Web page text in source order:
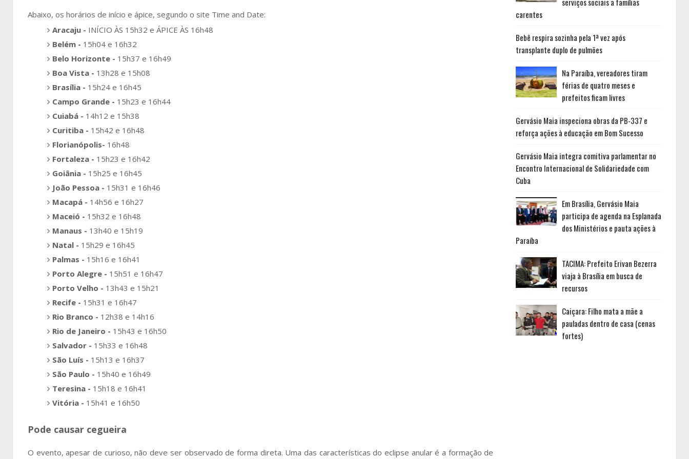
Abaixo, os horários de início e ápice, segundo o site Time and Date:
Aracaju - INÍCIO ÀS 15h32 e ÁPICE ÀS 16h48
Belém - 15h04 e 16h32
Belo Horizonte - 15h37 e 16h49
Boa Vista - 13h28 e 15h08
Brasília - 15h24 e 16h45
Campo Grande - 15h23 e 16h44
Cuiabá - 14h12 e 15h38
Curitiba - 15h42 e 16h48
Florianópolis- 16h48
Fortaleza - 15h23 e 16h42
Goiânia - 15h25 e 16h45
João Pessoa - 15h31 e 16h46
Macapá - 14h56 e 16h27
Maceió - 15h32 e 16h48
Manaus - 13h40 e 15h19
Natal - 15h29 e 16h45
Palmas - 15h16 e 16h41
Porto Alegre - 15h51 e 16h47
Porto Velho - 13h43 e 15h21
Recife - 15h31 e 16h47
Rio Branco - 12h38 e 14h16
Rio de Janeiro - 15h43 e 16h50
Salvador - 15h33 e 16h48
São Luís - 15h13 e 16h37
São Paulo - 15h40 e 16h49
Teresina - 15h18 e 16h41
Vitória - 15h41 e 16h50
Pode causar cegueira
O evento, apesar de curioso, não deve ser observado de forma direta. Uma das características do eclipse anular é a formação de
carentes
Bebê respira sozinha pela 1ª vez após
transplante duplo de pulmões
Na Paraíba, vereadores tiram
férias de quatro meses e
prefeitos ficam livres
Gervásio Maia inspeciona obras da PB-337 e
reforça ações à educação em Bom Sucesso
Gervásio Maia integra comitiva parlamentar no
Encontro Internacional de Solidariedade com
Cuba
Em Brasília, Gervásio Maia
participa de agenda na Esplanada
dos Ministérios e pauta ações à
Paraíba
TACIMA: Prefeito Erivan Bezerra
viaja à Brasília em busca de
recursos
Caiçara: Filho mata a mãe a
pauladas dentro de casa (cenas
fortes)